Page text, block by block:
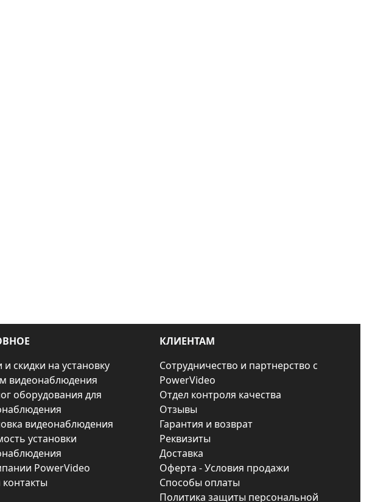
и скидки на установку
видеонаблюдения
оборудования для
видеонаблюдения
установки
PowerVideo
КЛИЕНТАМ
Сотрудничество и партнерство с
PowerVideo
Отдел контроля качества
Отзывы
Гарантия и возврат
Реквизиты
Доставка
Оферта - Условия продажи
Способы оплаты
Политика защиты персональной